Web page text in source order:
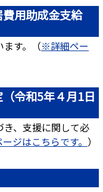
用助成金支給
す。（※詳細ペー
令和5年４月1日
、支援に関して必
ジはこちらです。 ）